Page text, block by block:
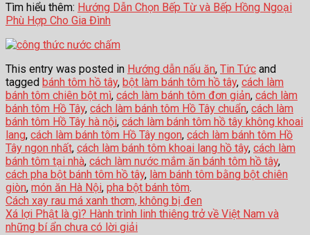
Tìm hiểu thêm: Hướng Dẫn Chọn Bếp Từ và Bếp Hồng Ngoại
Phù Hợp Cho Gia Đình
This entry was posted in Hướng dẫn nấu ăn, Tin Tức and
tagged bánh tôm hồ tây, bột làm bánh tôm hồ tây, cách làm
bánh tôm chiên bột mì, cách làm bánh tôm đơn giản, cách làm
bánh tôm Hồ Tây, cách làm bánh tôm Hồ Tây chuẩn, cách làm
bánh tôm Hồ Tây hà nội, cách làm bánh tôm hồ tây không khoai
lang, cách làm bánh tôm Hồ Tây ngon, cách làm bánh tôm Hồ
Tây ngon nhất, cách làm bánh tôm khoai lang hồ tây, cách làm
bánh tôm tại nhà, cách làm nước mắm ăn bánh tôm hồ tây,
cách pha bột bánh tôm hồ tây, làm bánh tôm bằng bột chiên
giòn, món ăn Hà Nội, pha bột bánh tôm.
Cách xay rau má xanh thơm, không bị đen
Xá lợi Phật là gì? Hành trình linh thiêng trở về Việt Nam và
những bí ẩn chưa có lời giải